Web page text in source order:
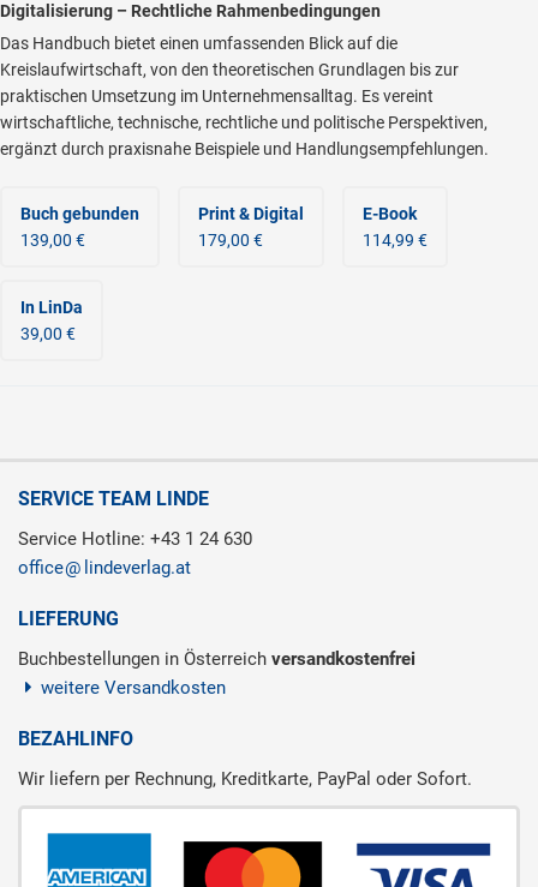
Digitalisierung – Rechtliche Rahmenbedingungen
Das Handbuch bietet einen umfassenden Blick auf die
Kreislaufwirtschaft, von den theoretischen Grundlagen bis zur
praktischen Umsetzung im Unternehmensalltag. Es vereint
wirtschaftliche, technische, rechtliche und politische Perspektiven,
ergänzt durch praxisnahe Beispiele und Handlungsempfehlungen.
Buch gebunden
139,00 €
Print & Digital
179,00 €
E-Book
114,99 €
In LinDa
39,00 €
SERVICE TEAM LINDE
Service Hotline: +43 1 24 630
office
lindeverlag.at
LIEFERUNG
Buchbestellungen in Österreich versandkostenfrei
weitere Versandkosten
BEZAHLINFO
Wir liefern per Rechnung, Kreditkarte, PayPal oder Sofort.